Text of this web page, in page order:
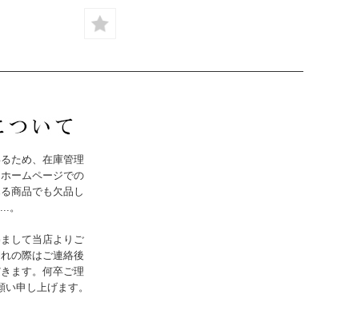
ため、在庫管理
ームページでの
商品でも欠品し
。
して当店よりご
の際はご連絡後
ます。何卒ご理
申し上げます。